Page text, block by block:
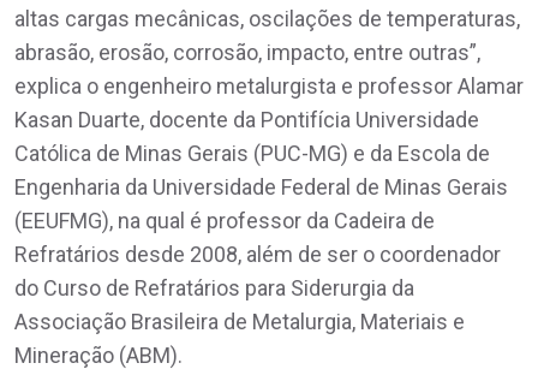
altas cargas mecânicas, oscilações de temperaturas,
abrasão, erosão, corrosão, impacto, entre outras”,
explica o engenheiro metalurgista e professor Alamar
Kasan Duarte, docente da Pontifícia Universidade
Católica de Minas Gerais (PUC-MG) e da Escola de
Engenharia da Universidade Federal de Minas Gerais
(EEUFMG), na qual é professor da Cadeira de
Refratários desde 2008, além de ser o coordenador
do Curso de Refratários para Siderurgia da
Associação Brasileira de Metalurgia, Materiais e
Mineração (ABM).